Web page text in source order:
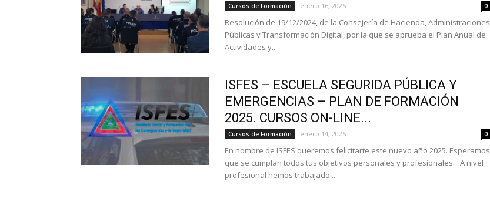
Cursos de Formación enero 16, 2025 0
Resolución de 19/12/2024, de la Consejería de Hacienda, Administraciones
Públicas y Transformación Digital, por la que se aprueba el Plan Anual de
Actividades y...
ISFES – ESCUELA SEGURIDA PÚBLICA Y
EMERGENCIAS – PLAN DE FORMACIÓN
2025. CURSOS ON-LINE...
Cursos de Formación enero 14, 2025 0
En nombre de ISFES queremos felicitarte este nuevo año 2025. Esperamos
que se cumplan todos tus objetivos personales y profesionales. A nivel
profesional hemos trabajado...